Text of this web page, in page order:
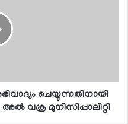
ചെയ്യുന്നതിനായി
വക്ര മുനിസിപ്പാലിറ്റി